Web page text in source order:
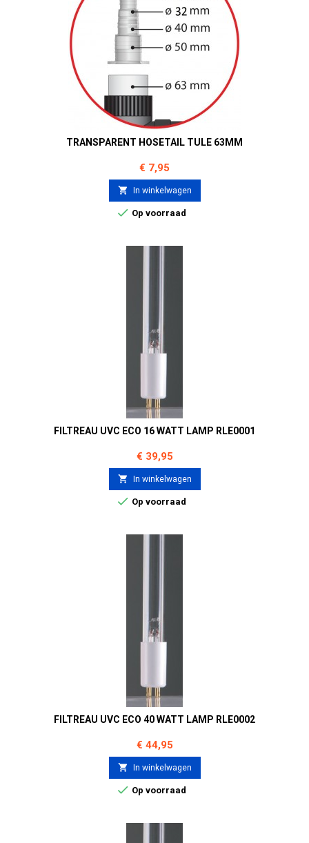
TRANSPARENT HOSETAIL TULE 63MM
Prijs
€ 7,95
 In winkelwagen
 Op voorraad
FILTREAU UVC ECO 16 WATT LAMP RLE0001
Prijs
€ 39,95
 In winkelwagen
 Op voorraad
FILTREAU UVC ECO 40 WATT LAMP RLE0002
Prijs
€ 44,95
 In winkelwagen
 Op voorraad